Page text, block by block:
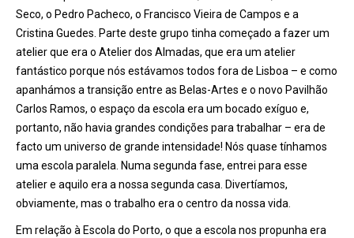
Seco, o Pedro Pacheco, o Francisco Vieira de Campos e a
Cristina Guedes. Parte deste grupo tinha começado a fazer um
atelier que era o Atelier dos Almadas, que era um atelier
fantástico porque nós estávamos todos fora de Lisboa – e como
apanhámos a transição entre as Belas-Artes e o novo Pavilhão
Carlos Ramos, o espaço da escola era um bocado exíguo e,
portanto, não havia grandes condições para trabalhar – era de
facto um universo de grande intensidade! Nós quase tínhamos
uma escola paralela. Numa segunda fase, entrei para esse
atelier e aquilo era a nossa segunda casa. Divertíamos,
obviamente, mas o trabalho era o centro da nossa vida.
Em relação à Escola do Porto, o que a escola nos propunha era